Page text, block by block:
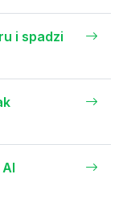
i spadzi